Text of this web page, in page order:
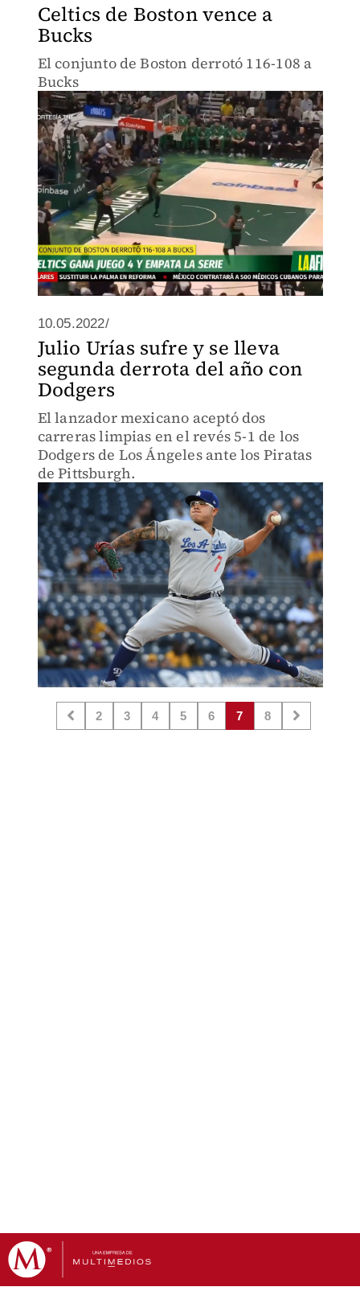
Celtics de Boston vence a
Bucks
El conjunto de Boston derrotó 116-108 a
Bucks
10.05.2022/
Julio Urías sufre y se lleva
segunda derrota del año con
Dodgers
El lanzador mexicano aceptó dos
carreras limpias en el revés 5-1 de los
Dodgers de Los Ángeles ante los Piratas
de Pittsburgh.
2 3 4 5 6 7 8